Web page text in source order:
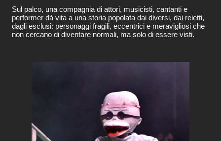
Sul palco, una compagnia di attori, musicisti, cantanti e
performer dà vita a una storia popolata dai diversi, dai reietti,
dagli esclusi: personaggi fragili, eccentrici e meravigliosi che
non cercano di diventare normali, ma solo di essere visti.